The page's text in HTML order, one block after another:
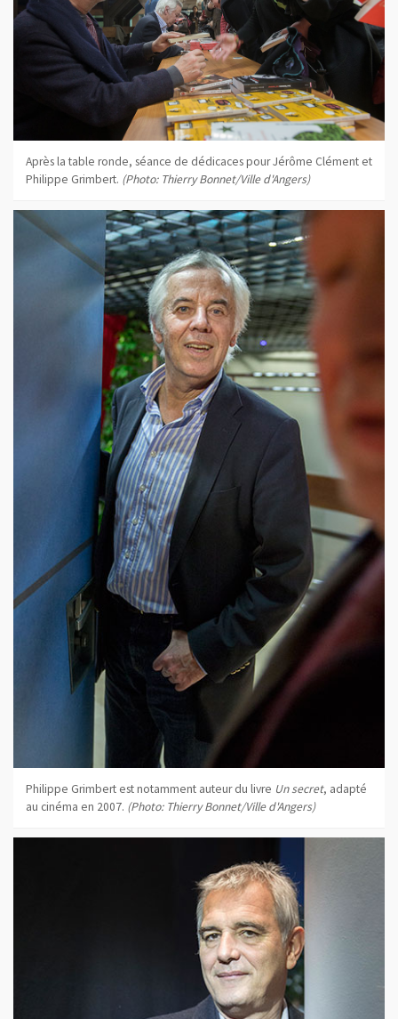
Après la table ronde, séance de dédicaces pour Jérôme Clément et
Philippe Grimbert. (Photo: Thierry Bonnet/Ville d'Angers)
Philippe Grimbert est notamment auteur du livre Un secret, adapté
au cinéma en 2007. (Photo: Thierry Bonnet/Ville d'Angers)